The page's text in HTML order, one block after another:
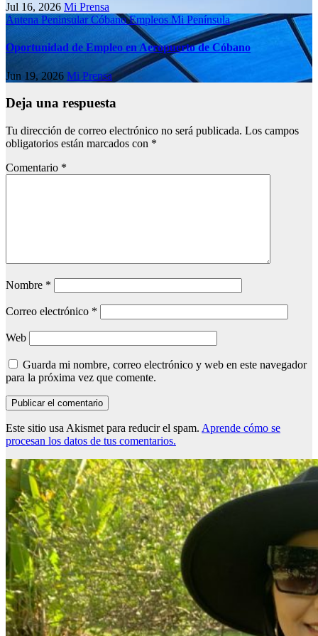
Jul 16, 2026 Mi Prensa
Antena PeninsularCóbanoEmpleos Mi Península
Oportunidad de Empleo en Aeropuerto de Cóbano
Jun 19, 2026 Mi Prensa
Deja una respuesta
Tu dirección de correo electrónico no será publicada. Los campos
obligatorios están marcados con *
Comentario *
Nombre *
Correo electrónico *
Web
Guarda mi nombre, correo electrónico y web en este navegador
para la próxima vez que comente.
Este sitio usa Akismet para reducir el spam. Aprende cómo se
procesan los datos de tus comentarios.